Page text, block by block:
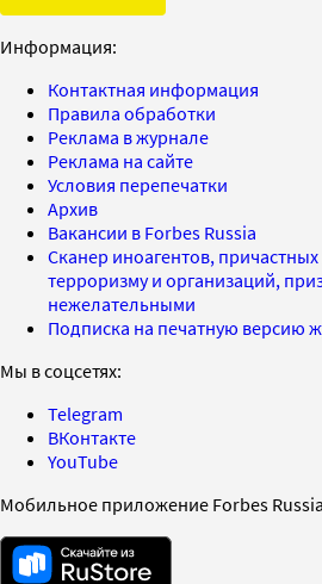
Информация:
Контактная информация
Правила обработки
Реклама в журнале
Реклама на сайте
Условия перепечатки
Архив
Вакансии в Forbes Russia
Сканер иноагентов, причастных
терроризму и организаций,
нежелательными
Подписка на печатную версию
Мы в соцсетях:
Telegram
ВКонтакте
YouTube
Мобильное приложение Forbes